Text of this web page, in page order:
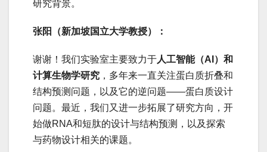
研究背景。
张阳（新加坡国立大学教授）：
谢谢！我们实验室主要致力于人工智能（AI）和
计算生物学研究 ，多年来一直关注蛋白质折叠和
结构预测问题，以及它的逆问题——蛋白质设计
问题。最近，我们又进一步拓展了研究方向，开
始做RNA和短肽的设计与结构预测，以及探索
与药物设计相关的课题。